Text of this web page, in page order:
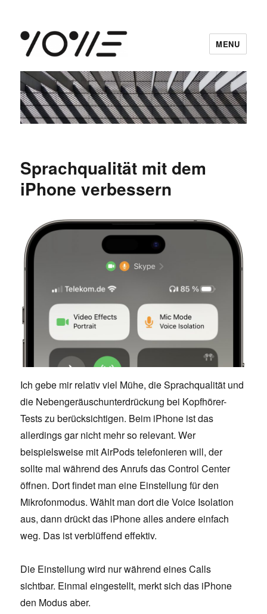
vowe dot net
MENU
Sprachqualität mit dem
iPhone verbessern
Ich gebe mir relativ viel Mühe, die Sprachqualität und
die Nebengeräuschunterdrückung bei Kopfhörer-
Tests zu berücksichtigen. Beim iPhone ist das
allerdings gar nicht mehr so relevant. Wer
beispielsweise mit AirPods telefonieren will, der
sollte mal während des Anrufs das Control Center
öffnen. Dort findet man eine Einstellung für den
Mikrofonmodus. Wählt man dort die Voice Isolation
aus, dann drückt das iPhone alles andere einfach
weg. Das ist verblüffend effektiv.
Die Einstellung wird nur während eines Calls
sichtbar. Einmal eingestellt, merkt sich das iPhone
den Modus aber.